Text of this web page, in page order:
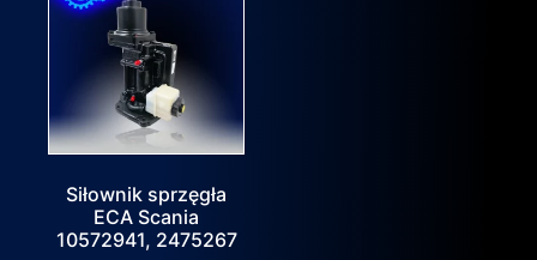
Siłownik sprzęgła
ECA Scania
10572941, 2475267